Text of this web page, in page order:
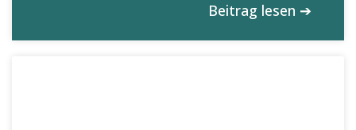
Beitrag lesen ➔